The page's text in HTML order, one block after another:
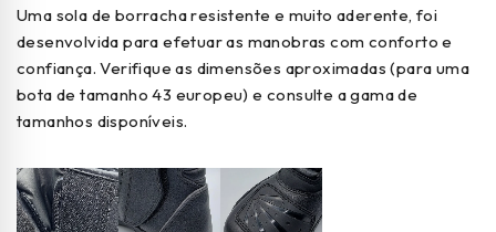
Uma sola de borracha resistente e muito aderente, foi
desenvolvida para efetuar as manobras com conforto e
confiança. Verifique as dimensões aproximadas (para uma
bota de tamanho 43 europeu) e consulte a gama de
tamanhos disponíveis.